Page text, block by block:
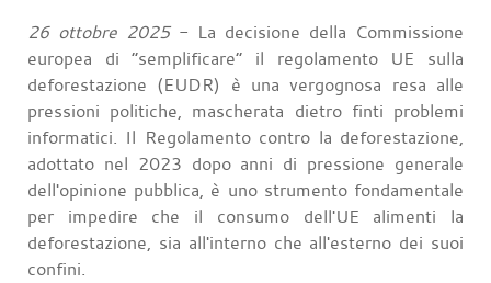
26 ottobre 2025- La decisione della Commissione
europea di “semplificare” il regolamento UE sulla
deforestazione (EUDR) è una vergognosa resa alle
pressioni politiche, mascherata dietro finti problemi
informatici. Il Regolamento contro la deforestazione,
adottato nel 2023 dopo anni di pressione generale
dell'opinione pubblica, è uno strumento fondamentale
per impedire che il consumo dell'UE alimenti la
deforestazione, sia all'interno che all'esterno dei suoi
confini.